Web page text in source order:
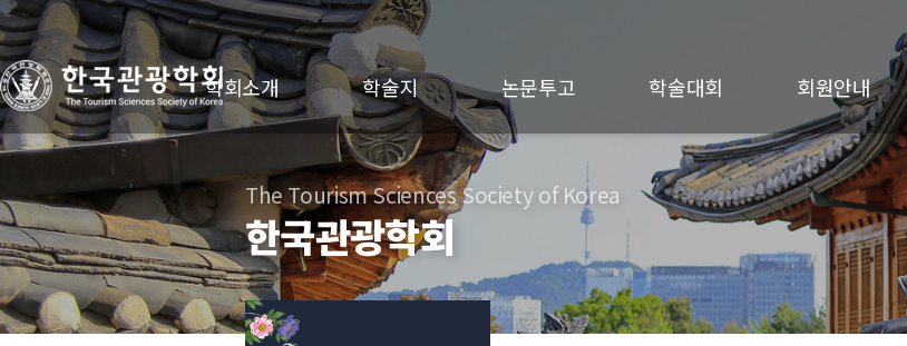
학회소개 학술지 논문투고 학술대회 회원안내
The Tourism Sciences Society of Korea
한국관광학회